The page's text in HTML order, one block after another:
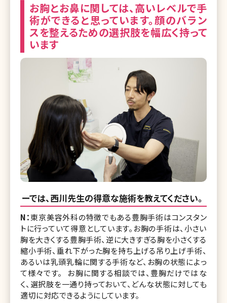
お胸とお鼻に関しては、高いレベルで手
術ができると思っています。顔のバラン
スを整えるための選択肢を幅広く持って
います
ーでは、西川先生の得意な施術を教えてください。
N：東京美容外科の特徴でもある豊胸手術はコンスタン
トに行っていて得意としています。お胸の手術は、小さい
胸を大きくする豊胸手術、逆に大きすぎる胸を小さくする
縮小手術、垂れ下がった胸を持ち上げる吊り上げ手術、
あるいは乳頭乳輪に関する手術など、お胸の状態によっ
て様々です。 お胸に関する相談では、豊胸だけではな
く、選択肢を一通り持っておいて、どんな状態に対しても
適切に対応できるようにしています。